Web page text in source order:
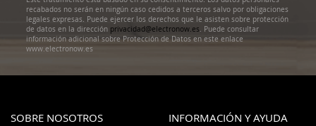
recabados no serán en ningún caso cedidos a terceros salvo por obligaciones
legales expresas. Puede ejercer los derechos que le asisten sobre protección
de datos en la dirección privacidad@electronow.es. Puede consultar
información adicional sobre Protección de Datos en este enlace
www.electronow.es
SOBRE NOSOTROS INFORMACIÓN Y AYUDA